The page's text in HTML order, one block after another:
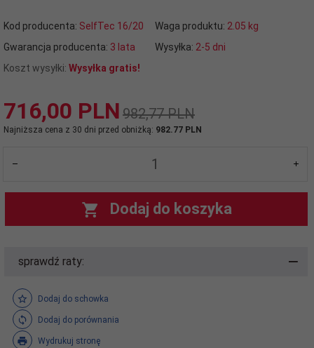
Kod producenta: SelfTec 16/20 Waga produktu: 2.05 kg
Gwarancja producenta: 3 lata Wysyłka: 2-5 dni
Koszt wysyłki: Wysyłka gratis!
716,00 PLN 982,77 PLN
Najniższa cena z 30 dni przed obniżką: 982.77 PLN
Dodaj do koszyka
sprawdź raty:
Dodaj do schowka
Dodaj do porównania
Wydrukuj stronę